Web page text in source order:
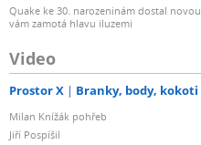
Quake ke 30. narozeninám dostal
vám zamotá hlavu iluzemi
Video
Prostor X Branky, body, kokoti
Milan Knížák pohřeb
Jiří Pospíšil